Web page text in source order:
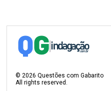
© 2026 Questões com Gabarito
All rights reserved.